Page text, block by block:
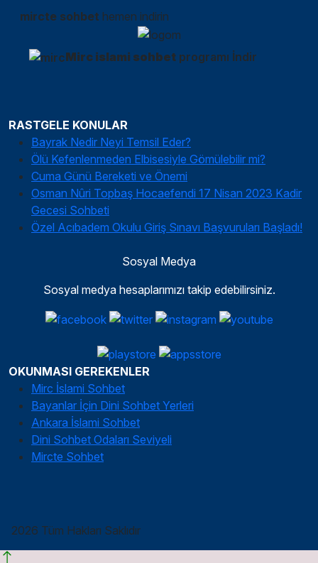
mircte sohbet hemen indirin
Mirc islami sohbet programı İndir
RASTGELE KONULAR
Bayrak Nedir Neyi Temsil Eder?
Ölü Kefenlenmeden Elbisesiyle Gömülebilir mi?
Cuma Günü Bereketi ve Önemi
Osman Nûri Topbaş Hocaefendi 17 Nisan 2023 Kadir
Gecesi Sohbeti
Özel Acıbadem Okulu Giriş Sınavı Başvuruları Başladı!
Sosyal Medya
Sosyal medya hesaplarımızı takip edebilirsiniz.
OKUNMASI GEREKENLER
Mirc İslami Sohbet
Bayanlar İçin Dini Sohbet Yerleri
Ankara İslami Sohbet
Dini Sohbet Odaları Seviyeli
Mircte Sohbet
2026 Tüm Hakları Saklıdır